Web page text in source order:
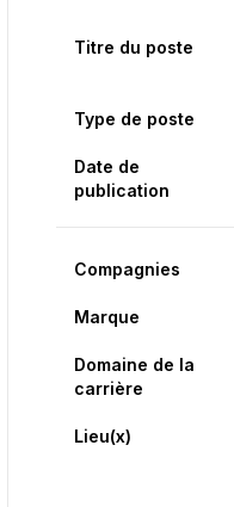
Titre du poste
Type de poste
Date de
publication
Compagnies
Marque
Domaine de la
carrière
Lieu(x)